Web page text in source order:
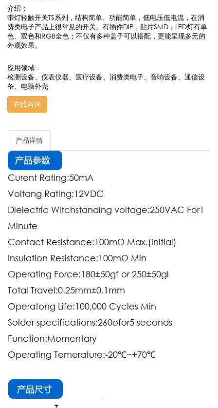
介绍：
带灯轻触开关TS系列，结构简单、功能简单，低电压低电流，在消
费类电子产品上很常见的开关。有插件DIP，贴片SMD；LED灯有单
色、双色和RGB全色；不仅有多种盖子可以搭配，更能呈现多元的
外观效果。
应用领域：
检测设备、仪表仪器、医疗设备、消费类电子、音响设备、通信设
备、电脑外壳
在线咨询
产品详情
Curent Rating:50mA
Voltang Rating:12VDC
Dielectric Witchstanding voltage:250VAC For1
Minute
Contact Resistance:100mΩ Max.(initial)
Insulation Resistance:100mΩ Min
Operating Force:180±50gf or 250±50gl
Total Travel:0.25mm±0.1mm
Operatong Life:100,000 Cycles Min
Solder specifications:260ofor5 seconds
Function:Momentary
Operating Temerature:-20℃~+70℃